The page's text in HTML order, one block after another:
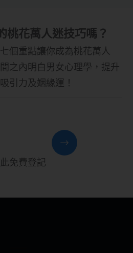
桃花萬人迷技巧嗎？
個重點讓你成為桃花萬人
之內明白男女心理學，提升
引力及姻緣運！
免費登記